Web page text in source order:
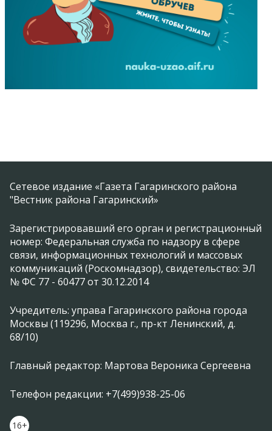
Сетевое издание «Газета Гагаринского района
"Вестник района Гагаринский»
Зарегистрировавший его орган и регистрационный
номер: Федеральная служба по надзору в сфере
связи, информационных технологий и массовых
коммуникаций (Роскомнадзор), свидетельство: ЭЛ
№ ФС 77 - 60477 от 30.12.2014
Учредитель: управа Гагаринского района города
Москвы (119296, Москва г., пр-кт Ленинский, д.
68/10)
Главный редактор: Мартова Вероника Сергеевна
Телефон редакции: +7(499)938-25-06
16+